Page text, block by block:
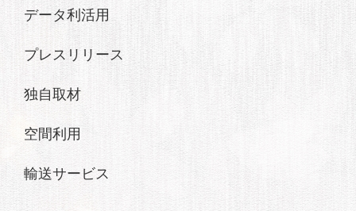
データ利活用
プレスリリース
独自取材
空間利用
輸送サービス